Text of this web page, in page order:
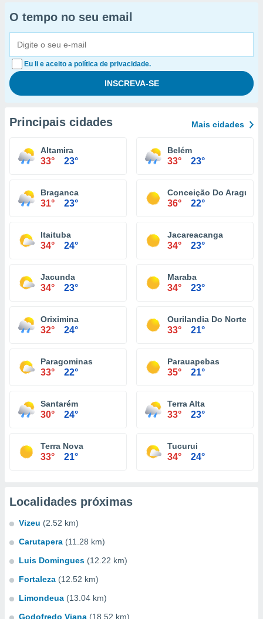
O tempo no seu email
Eu li e aceito a política de privacidade.
Principais cidades Mais cidades
Altamira
33° 23°
Belém
33° 23°
Braganca
31° 23°
Conceição Do Araguaia
36° 22°
Itaituba
34° 24°
Jacareacanga
34° 23°
Jacunda
34° 23°
Maraba
34° 23°
Oriximina
32° 24°
Ourilandia Do Norte
33° 21°
Paragominas
33° 22°
Parauapebas
35° 21°
Santarém
30° 24°
Terra Alta
33° 23°
Terra Nova
33° 21°
Tucurui
34° 24°
Localidades próximas
Vizeu (2.52 km)
Carutapera (11.28 km)
Luis Domingues (12.22 km)
Fortaleza (12.52 km)
Limondeua (13.04 km)
Godofredo Viana (18.52 km)